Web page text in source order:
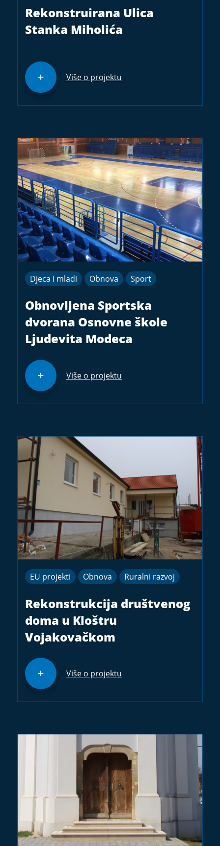
Rekonstruirana Ulica
Stanka Miholića
Više o projektu
Djeca i mladi Obnova Sport
Obnovljena Sportska
dvorana Osnovne škole
Ljudevita Modeca
Više o projektu
EU projekti Obnova Ruralni razvoj
Rekonstrukcija društvenog
doma u Kloštru
Vojakovačkom
Više o projektu